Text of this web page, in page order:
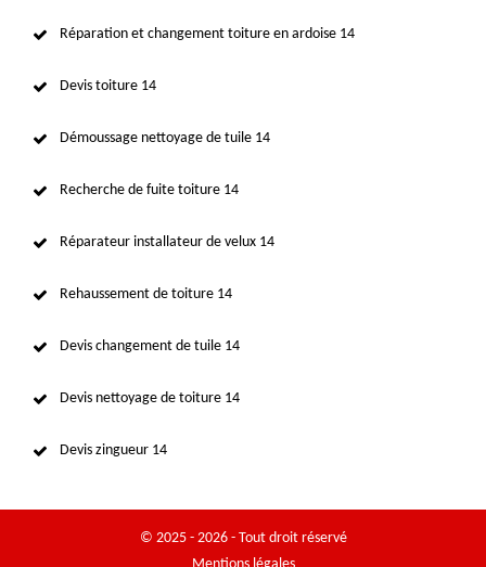
Réparation et changement toiture en ardoise 14
Devis toiture 14
Démoussage nettoyage de tuile 14
Recherche de fuite toiture 14
Réparateur installateur de velux 14
Rehaussement de toiture 14
Devis changement de tuile 14
Devis nettoyage de toiture 14
Devis zingueur 14
© 2025 - 2026 - Tout droit réservé